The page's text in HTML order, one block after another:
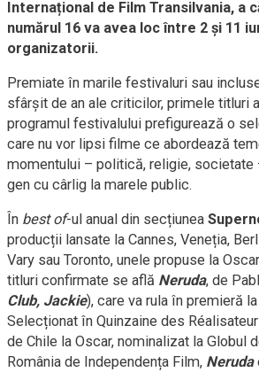
Internațional de Film Transilvania, a
numărul 16 va avea loc între 2 și 11
organizatorii.
Premiate în marile festivaluri sau
sfârșit de an ale criticilor, primele titluri
programul festivalului prefigurează o
care nu vor lipsi filme ce abordează
momentului – politică, religie, societate
gen cu cârlig la marele public.
În best of-ul anual din secțiunea
producții lansate la Cannes, Veneția,
Vary sau Toronto, unele propuse la
titluri confirmate se află Neruda, de
Club, Jackie), care va rula în premieră
Selecționat în Quinzaine des
de Chile la Oscar, nominalizat la Globul
România de Independența Film, Neruda